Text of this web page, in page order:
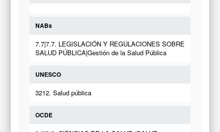
NABs
7.7|7.7. LEGISLACIÓN Y REGULACIONES SOBRE
SALUD PÚBLICA|Gestión de la Salud Pública
UNESCO
3212. Salud pública
OCDE